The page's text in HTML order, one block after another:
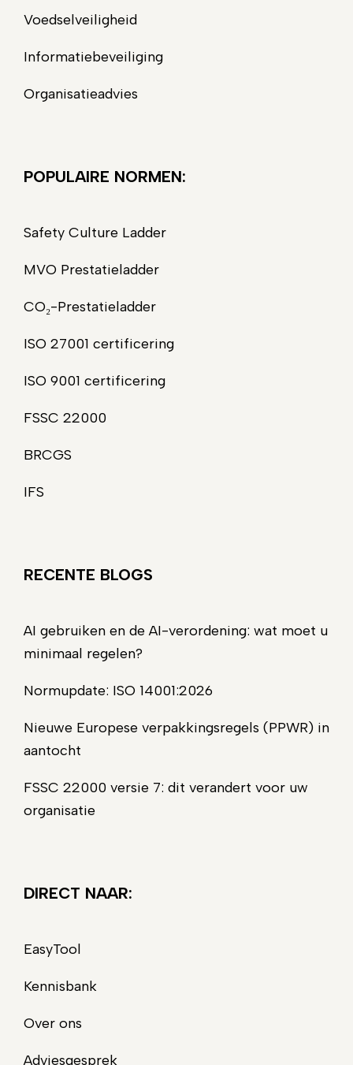
Voedselveiligheid
Informatiebeveiliging
Organisatieadvies
POPULAIRE NORMEN:
Safety Culture Ladder
MVO Prestatieladder
CO₂-Prestatieladder
ISO 27001 certificering
ISO 9001 certificering
FSSC 22000
BRCGS
IFS
RECENTE BLOGS
AI gebruiken en de AI-verordening: wat moet u
minimaal regelen?
Normupdate: ISO 14001:2026
Nieuwe Europese verpakkingsregels (PPWR) in
aantocht
FSSC 22000 versie 7: dit verandert voor uw
organisatie
DIRECT NAAR:
EasyTool
Kennisbank
Over ons
Adviesgesprek